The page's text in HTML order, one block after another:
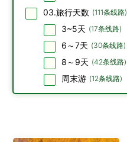
03.旅行天数 (111条线路)
3~5天 (17条线路)
6～7天 (30条线路)
8～9天 (42条线路)
周末游 (12条线路)